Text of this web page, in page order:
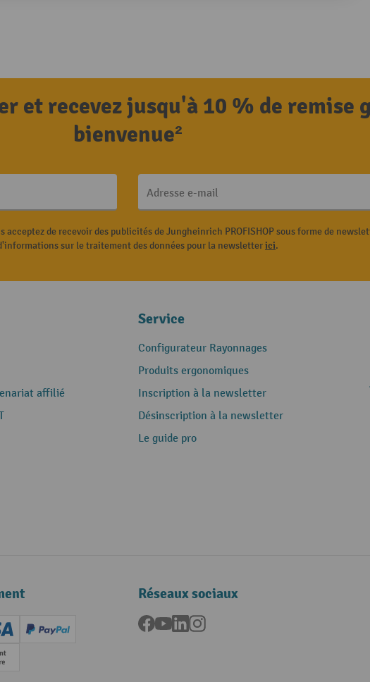
et recevez jusqu'à 10 % de remise
bienvenue²
Adresse e-mail
de recevoir des publicités de Jungheinrich PROFISHOP sous forme de
sur le traitement des données pour la newsletterici.
affilié
Service
Configurateur Rayonnages
Produits ergonomiques
Inscription à la newsletter
Désinscription à la newsletter
Le guide pro
(Visa)
PayPal
anticipé
Réseaux sociaux
Facebook
YouTubeLinkedInInstagram